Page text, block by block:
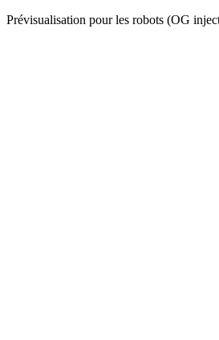
Prévisualisation pour les robots (OG